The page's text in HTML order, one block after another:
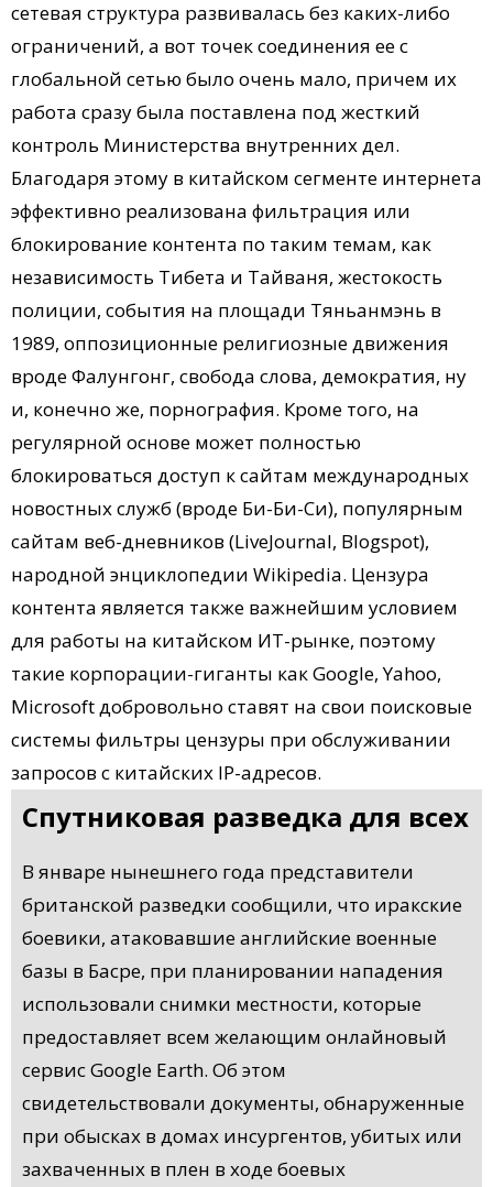
сетевая структура развивалась без каких-либо
ограничений, а вот точек соединения ее с
глобальной сетью было очень мало, причем их
работа сразу была поставлена под жесткий
контроль Министерства внутренних дел.
Благодаря этому в китайском сегменте интернета
эффективно реализована фильтрация или
блокирование контента по таким темам, как
независимость Тибета и Тайваня, жестокость
полиции, события на площади Тяньанмэнь в
1989, оппозиционные религиозные движения
вроде Фалунгонг, свобода слова, демократия, ну
и, конечно же, порнография. Кроме того, на
регулярной основе может полностью
блокироваться доступ к сайтам международных
новостных служб (вроде Би-Би-Си), популярным
сайтам веб-дневников (LiveJournal, Blogspot),
народной энциклопедии Wikipedia. Цензура
контента является также важнейшим условием
для работы на китайском ИТ-рынке, поэтому
такие корпорации-гиганты как Google, Yahoo,
Microsoft добровольно ставят на свои поисковые
системы фильтры цензуры при обслуживании
запросов с китайских IP-адресов.
Спутниковая разведка для всех
В январе нынешнего года представители
британской разведки сообщили, что иракские
боевики, атаковавшие английские военные
базы в Басре, при планировании нападения
использовали снимки местности, которые
предоставляет всем желающим онлайновый
сервис Google Earth. Об этом
свидетельствовали документы, обнаруженные
при обысках в домах инсургентов, убитых или
захваченных в плен в ходе боевых